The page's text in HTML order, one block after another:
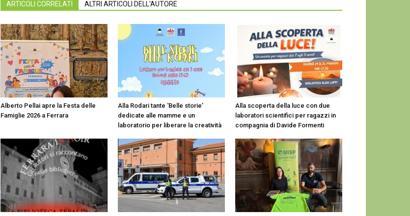
ARTICOLI CORRELATI ALTRI ARTICOLI DELL'AUTORE
Alberto Pellai apre la Festa delle
Famiglie 2026 a Ferrara
Alla Rodari tante ‘Belle storie’
dedicate alle mamme e un
laboratorio per liberare la creatività
Alla scoperta della luce con due
laboratori scientifici per ragazzi in
compagnia di Davide Formenti